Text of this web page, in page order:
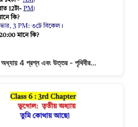
4 প্রশ্ন এবং উত্তর - পৃথিবীর…